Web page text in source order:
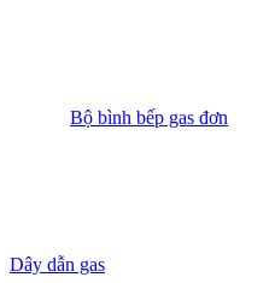
Bộ bình bếp gas đơn
Dây dẫn gas